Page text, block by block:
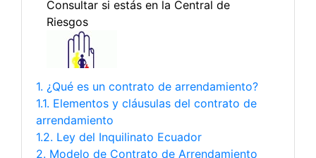
1. ¿Qué es un contrato de arrendamiento?
1.1. Elementos y cláusulas del contrato de
arrendamiento
1.2. Ley del Inquilinato Ecuador
2. Modelo de Contrato de Arrendamiento